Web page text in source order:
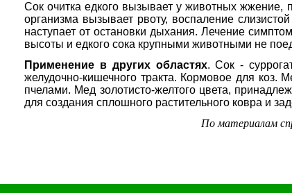
Сок очитка едкого вызывает у животных жжение,
организма вызывает рвоту, воспаление
наступает от остановки дыхания. Лечение
высоты и едкого сока крупными животными не
Применение в других областях. Сок -
желудочно-кишечного тракта. Кормовое для коз.
пчелами. Мед золотисто-желтого цвета,
для создания сплошного растительного ковра и
По материалам